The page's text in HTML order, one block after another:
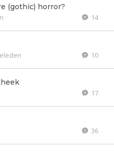
(gothic) horror?
14
10
17
36